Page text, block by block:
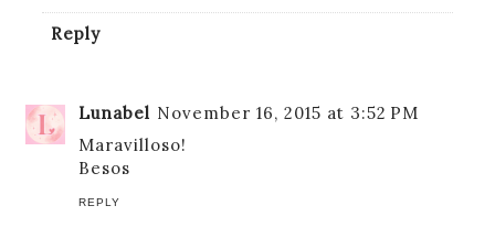
Reply
Lunabel November 16, 2015 at 3:52 PM
Maravilloso!
Besos
REPLY